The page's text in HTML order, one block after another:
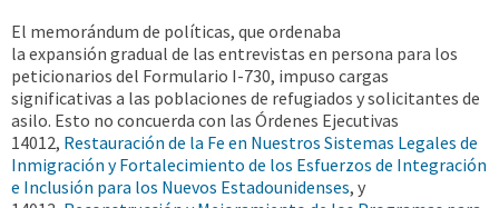
El memorándum de políticas, que ordenaba
la expansión gradual de las entrevistas en persona para los
peticionarios del Formulario I-730, impuso cargas
significativas a las poblaciones de refugiados y solicitantes de
asilo. Esto no concuerda con las Órdenes Ejecutivas
14012, Restauración de la Fe en Nuestros Sistemas Legales de
Inmigración y Fortalecimiento de los Esfuerzos de Integración
e Inclusión para los Nuevos Estadounidenses, y